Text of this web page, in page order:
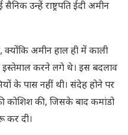
उन्हें राष्ट्रपति ईदी अमीन
अमीन हाल ही में काली
इस्तेमाल करने लगे थे। इस बदलाव
के पास नहीं थी। संदेह होने पर
कोशिश की, जिसके बाद कमांडो
कर दी।